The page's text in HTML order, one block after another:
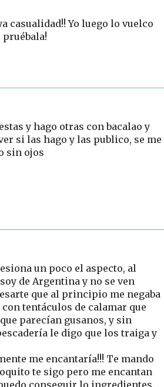
casualidad!! Yo luego lo vuelco
pruébala!
y hago otras con bacalao y
si las hago y las publico, se me
sin ojos
un poco el aspecto, al
de Argentina y no se ven
que al principio me negaba
tentáculos de calamar que
parecían gusanos, y sin
le digo que los traiga y
me encantaría!!! Te mando
te sigo pero me encantan
conseguir lo ingredientes.